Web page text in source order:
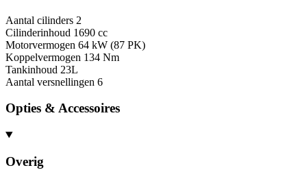
Aantal cilinders 2
Cilinderinhoud 1690 cc
Motorvermogen 64 kW (87 PK)
Koppelvermogen 134 Nm
Tankinhoud 23L
Aantal versnellingen 6
Opties & Accessoires
Overig